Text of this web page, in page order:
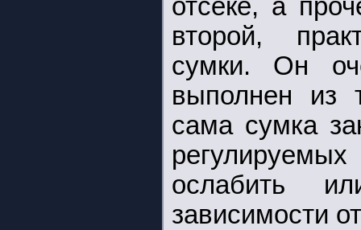
отсеке, а
второй,
сумки. Он
выполнен из
сама сумка
ослабить
зависимости